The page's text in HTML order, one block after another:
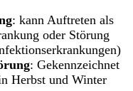
: kann Auftreten als
oder Störung
: Gekennzeichnet
Herbst und Winter